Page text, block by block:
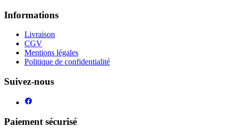
Informations
Livraison
CGV
Mentions légales
Politique de confidentialité
Suivez-nous
Paiement sécurisé